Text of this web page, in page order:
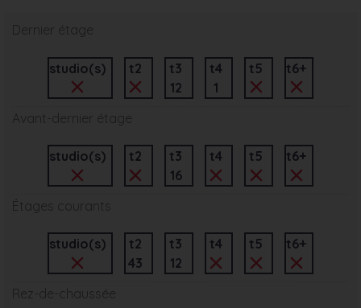
Dernier étage
studio(s) t2
t3
12
t4
1
t5 t6+
Avant-dernier étage
studio(s) t2
t3
16
t4 t5 t6+
Étages courants
studio(s)
t2
43
t3
12
t4 t5 t6+
Rez-de-chaussée